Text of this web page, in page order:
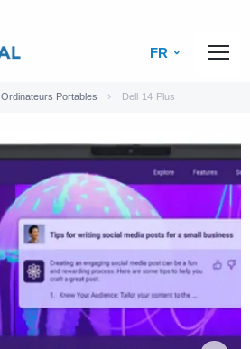
FR
Ordinateurs Portables Dell 14 Plus